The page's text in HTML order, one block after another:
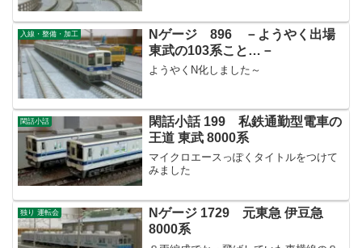
入線・整備・加工
Nゲージ 896 －ようやく出場
東武の103系こと…－
ようやくN化しました～
閑話小話
閑話小話 199 私鉄通勤型電車の
王道 東武 8000系
マイクロエースっぽくタイトルをつけて
みました
独り 運転会
Nゲージ 1729 元東急 伊豆急
8000系